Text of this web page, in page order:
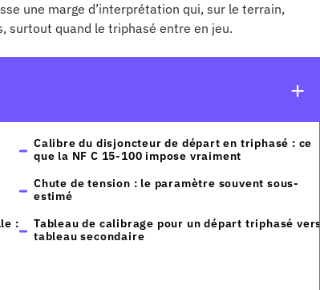
une marge d’interprétation qui, sur le terrain,
surtout quand le triphasé entre en jeu.
Calibre du disjoncteur de départ en triphasé : ce
que la NF C 15-100 impose vraiment
Chute de tension : le paramètre souvent sous-
estimé
:
Tableau de calibrage pour un départ triphasé vers
tableau secondaire